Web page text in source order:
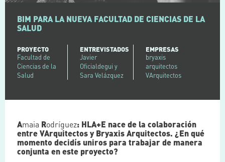
BIM PARA LA NUEVA FACULTAD DE CIENCIAS DE LA
SALUD
PROYECTO
Facultad de
Ciencias de la
Salud
ENTREVISTADOS
Javier
Oficialdegui y
Sara Velázquez
EMPRESAS
bryaxis
arquitectos
VArquitectos
Amaia Rodríguez: HLA+E nace de la colaboración
entre VArquitectos y Bryaxis Arquitectos. ¿En qué
momento decidís uniros para trabajar de manera
conjunta en este proyecto?